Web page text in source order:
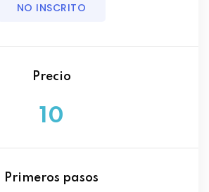
NO INSCRITO
Precio
10
Primeros pasos